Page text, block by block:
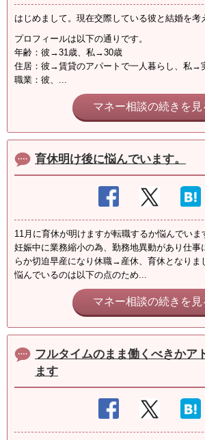
はじめまして。現在交際している彼と結婚を考
プロフィールは以下の通りです。
年齢：彼→31歳、私→30歳
住居：彼→賃貸のアパートで一人暮らし、私→
職業：彼、...
マネー相談の続きを見
育休明け後に悩んでいます。
11月に育休が明けますが転職するか悩んでいま
妊娠中に業務縮小の為、勤務地異動があり仕事
らか切迫早産になり休職→産休、育休となりま
悩んでいるのは以下の点のため...
マネー相談の続きを見
フルタイムのまま働くべきかア
ます